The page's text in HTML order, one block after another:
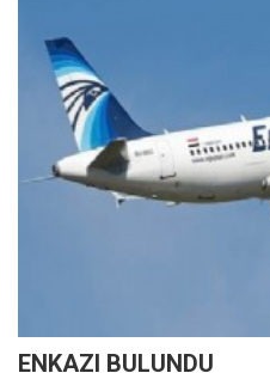
ENKAZI BULUNDU